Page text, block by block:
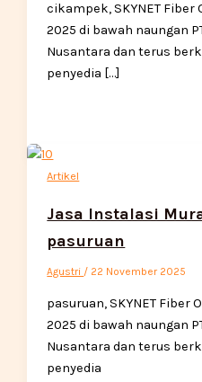
cikampek, SKYNET
2025 di bawah naungan
Nusantara dan terus
penyedia […]
Artikel
Jasa Instalasi
pasuruan
Agustri / 22 November 2025
pasuruan, SKYNET Fiber
2025 di bawah naungan
Nusantara dan terus
penyedia